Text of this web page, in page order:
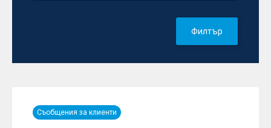
Филтър
Съобщения за клиенти